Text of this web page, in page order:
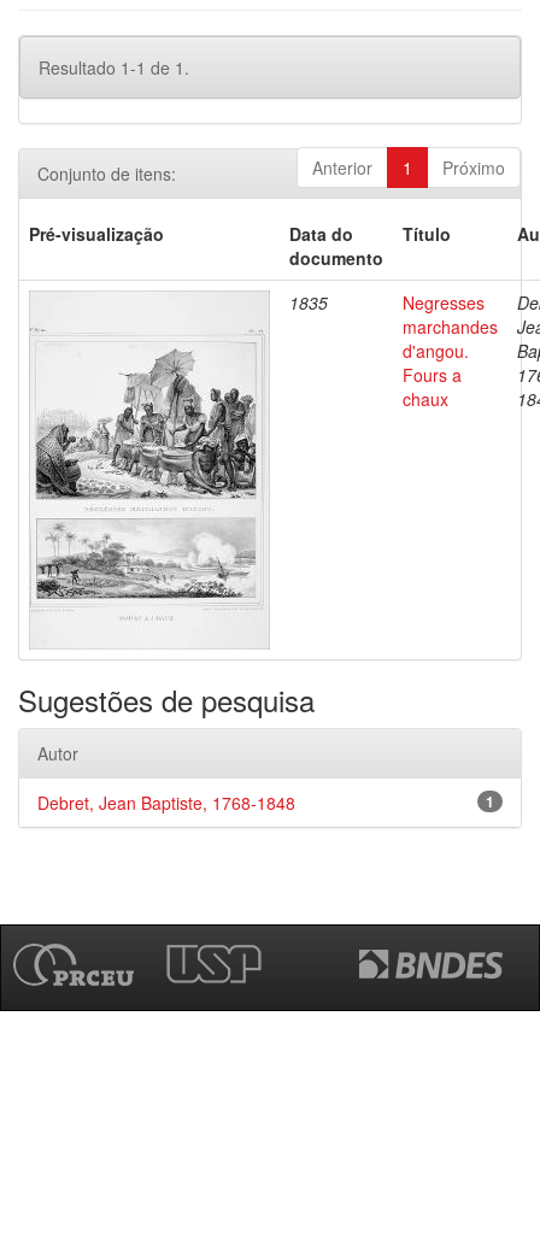
Resultado 1-1 de 1.
Anterior 1 Próximo
Conjunto de itens:
Pré-visualização
Data do
documento
Título
1835
Negresses
marchandes
d'angou.
Fours a
chaux
Sugestões de pesquisa
Autor
1
Debret, Jean Baptiste, 1768-1848